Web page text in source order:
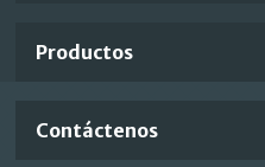
Productos
Contáctenos